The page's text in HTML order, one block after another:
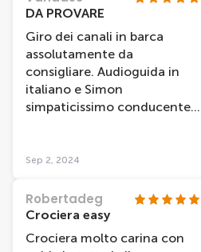
DA PROVARE
Giro dei canali in barca
assolutamente da
consigliare. Audioguida in
italiano e Simon
simpaticissimo conducente
durata Ã¨ di un'ora ma ci Ã¨
Sep 2, 2024
Robertadeg
Crociera easy
Crociera molto carina con